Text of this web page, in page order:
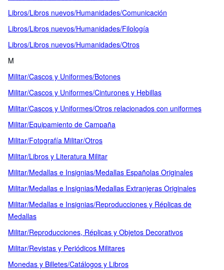
Libros/Libros nuevos/Humanidades/Comunicación
Libros/Libros nuevos/Humanidades/Filología
Libros/Libros nuevos/Humanidades/Otros
M
Militar/Cascos y Uniformes/Botones
Militar/Cascos y Uniformes/Cinturones y Hebillas
Militar/Cascos y Uniformes/Otros relacionados con uniformes
Militar/Equipamiento de Campaña
Militar/Fotografía Militar/Otros
Militar/Libros y Literatura Militar
Militar/Medallas e Insignias/Medallas Españolas Originales
Militar/Medallas e Insignias/Medallas Extranjeras Originales
Militar/Medallas e Insignias/Reproducciones y Réplicas de
Medallas
Militar/Reproducciones, Réplicas y Objetos Decorativos
Militar/Revistas y Periódicos Militares
Monedas y Billetes/Catálogos y Libros